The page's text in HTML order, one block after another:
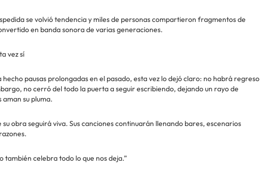
se volvió tendencia y miles de personas compartieron fragmentos de
en banda sonora de varias generaciones.
vez sí
hecho pausas prolongadas en el pasado, esta vez lo dejó claro: no habrá regreso
no cerró del todo la puerta a seguir escribiendo, dejando un rayo de
su pluma.
su obra seguirá viva. Sus canciones continuarán llenando bares, escenarios
también celebra todo lo que nos deja.”